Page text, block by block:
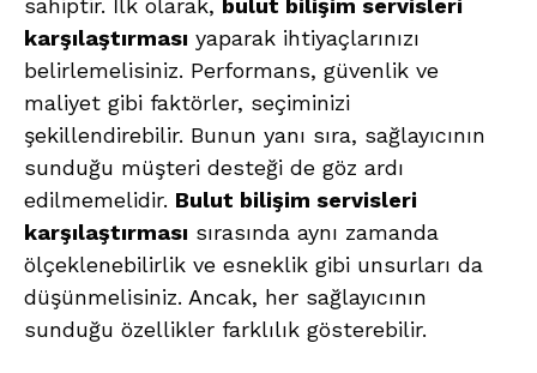
sahiptir. İlk olarak, bulut bilişim servisleri
karşılaştırması yaparak ihtiyaçlarınızı
belirlemelisiniz. Performans, güvenlik ve
maliyet gibi faktörler, seçiminizi
şekillendirebilir. Bunun yanı sıra, sağlayıcının
sunduğu müşteri desteği de göz ardı
edilmemelidir. Bulut bilişim servisleri
karşılaştırması sırasında aynı zamanda
ölçeklenebilirlik ve esneklik gibi unsurları da
düşünmelisiniz. Ancak, her sağlayıcının
sunduğu özellikler farklılık gösterebilir.